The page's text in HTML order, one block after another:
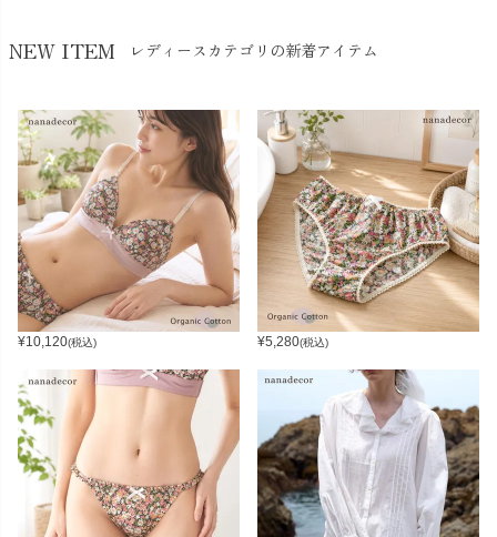
NEW ITEM レディースカテゴリの新着アイテム
¥10,120(税込) ¥5,280(税込)